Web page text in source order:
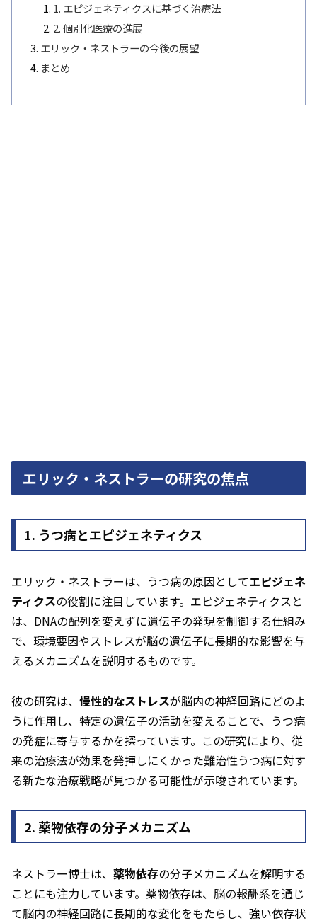
1. エピジェネティクスに基づく治療法
2. 個別化医療の進展
エリック・ネストラーの今後の展望
まとめ
エリック・ネストラーの研究の焦点
1. うつ病とエピジェネティクス
エリック・ネストラーは、うつ病の原因としてエピジェネ
ティクスの役割に注目しています。エピジェネティクスと
は、DNAの配列を変えずに遺伝子の発現を制御する仕組み
で、環境要因やストレスが脳の遺伝子に長期的な影響を与
えるメカニズムを説明するものです。
彼の研究は、 慢性的なストレスが脳内の神経回路にどのよ
うに作用し、特定の遺伝子の活動を変えることで、うつ病
の発症に寄与するかを探っています。この研究により、従
来の治療法が効果を発揮しにくかった難治性うつ病に対す
る新たな治療戦略が見つかる可能性が示唆されています。
2. 薬物依存の分子メカニズム
ネストラー博士は、 薬物依存の分子メカニズムを解明する
ことにも注力しています。薬物依存は、脳の報酬系を通じ
て脳内の神経回路に長期的な変化をもたらし、強い依存状